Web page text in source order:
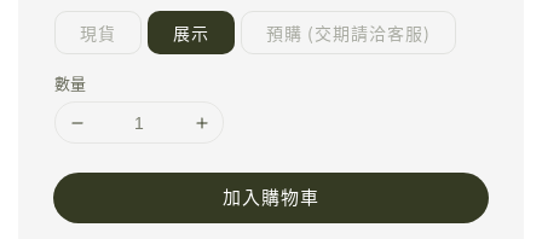
現貨 展示 預購 (交期請洽客服)
數量
加入購物車